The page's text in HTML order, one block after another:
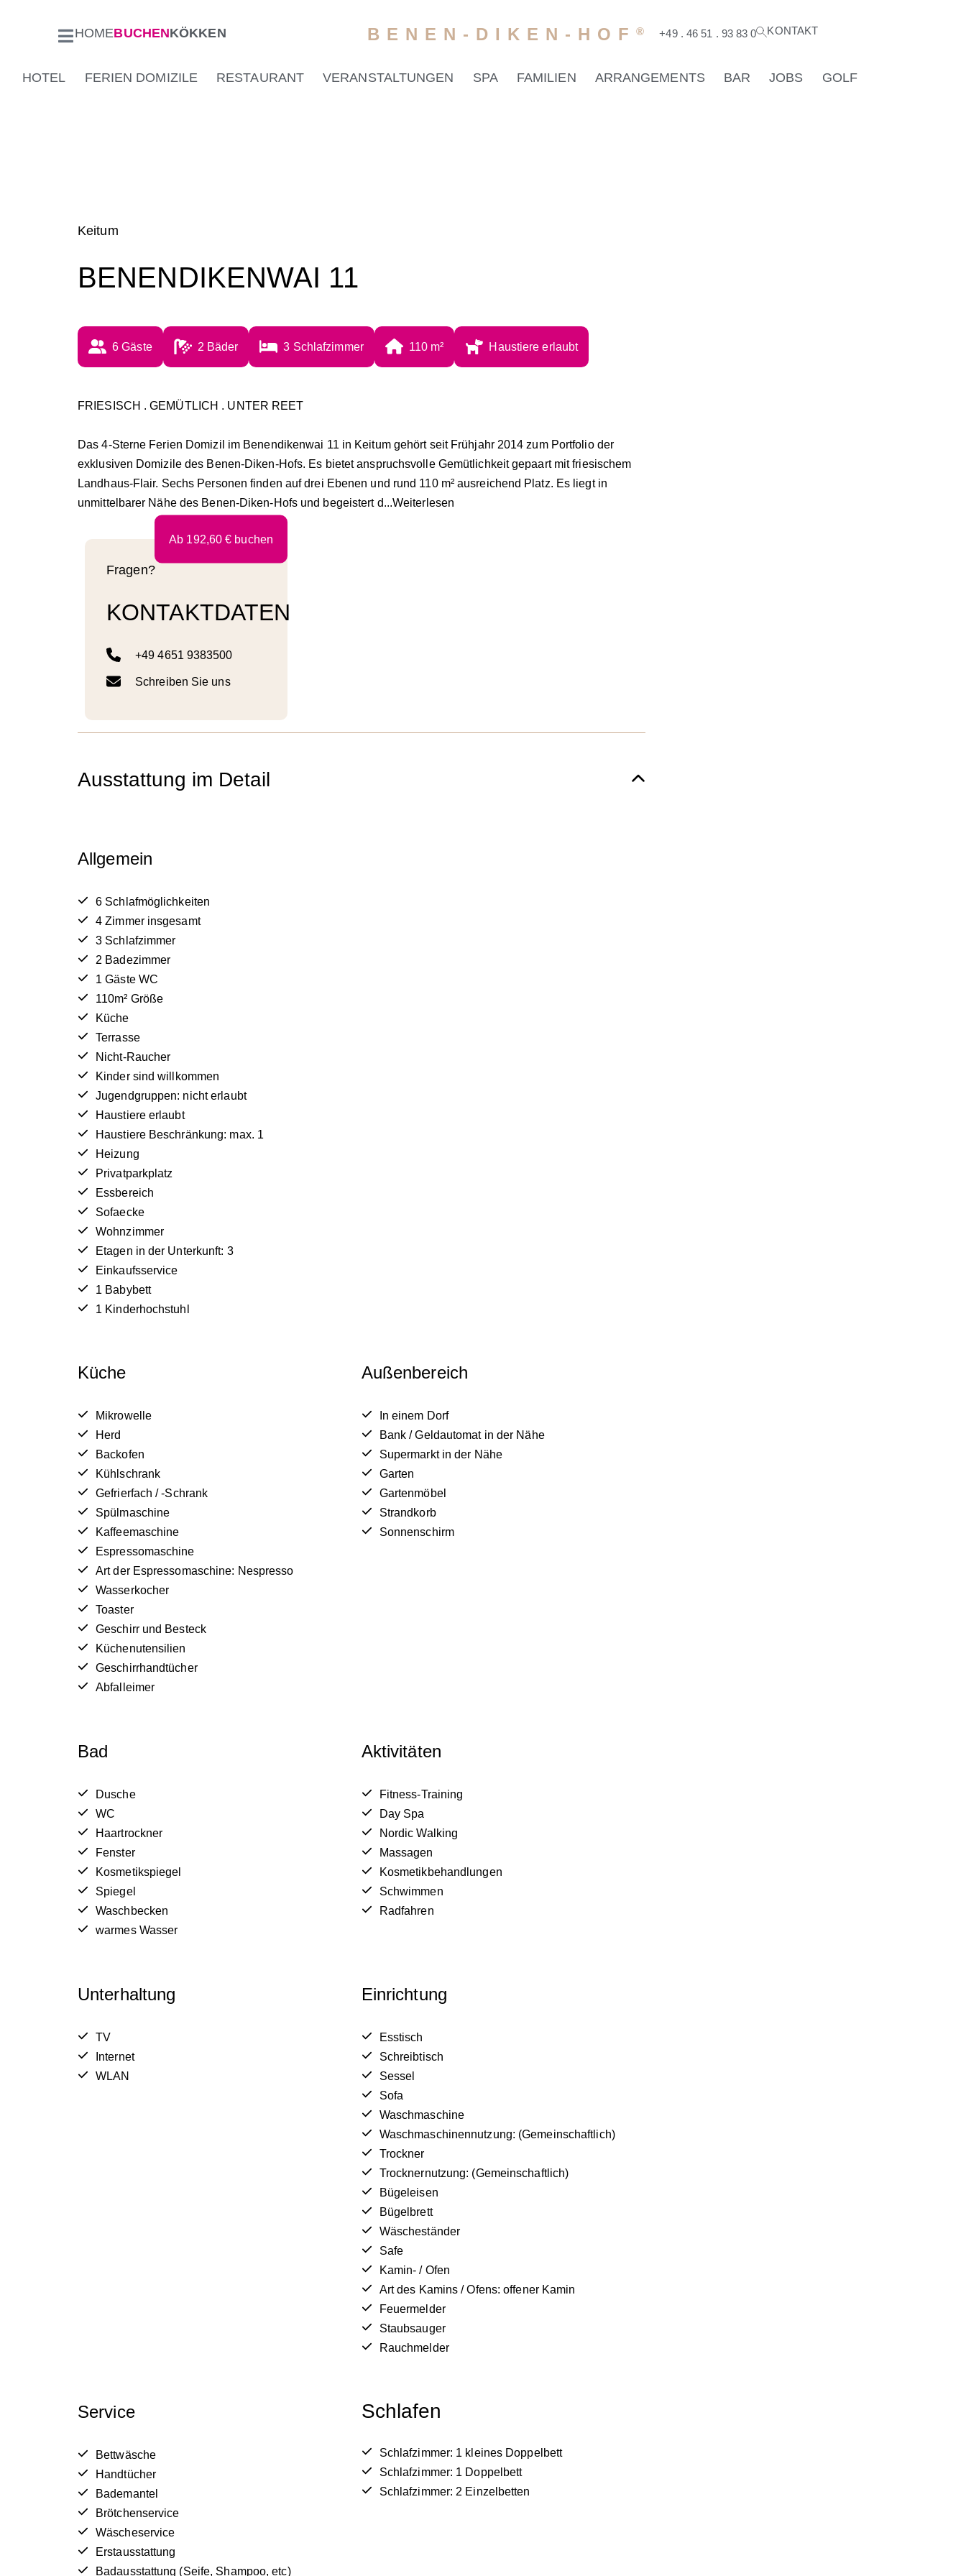
HOMEBUCHENKÖKKEN BENEN-DIKEN-HOF ® +49 . 46 51 . 93 83 0 KONTAKT
HOTEL FERIEN DOMIZILE RESTAURANT VERANSTALTUNGEN SPA FAMILIEN ARRANGEMENTS BAR JOBS GOLF
Keitum
BENENDIKENWAI 11
6 Gäste 2 Bäder 3 Schlafzimmer 110 m² Haustiere erlaubt
FRIESISCH . GEMÜTLICH . UNTER REET
Das 4-Sterne Ferien Domizil im Benendikenwai 11 in Keitum gehört seit Frühjahr 2014 zum Portfolio der
exklusiven Domizile des Benen-Diken-Hofs. Es bietet anspruchsvolle Gemütlichkeit gepaart mit friesischem
Landhaus-Flair. Sechs Personen finden auf drei Ebenen und rund 110 m² ausreichend Platz. Es liegt in
unmittelbarer Nähe des Benen-Diken-Hofs und begeistert d...Weiterlesen
Ab 192,60 € buchen
Fragen?
KONTAKTDATEN
+49 4651 9383500
Schreiben Sie uns
Ausstattung im Detail
Allgemein
6 Schlafmöglichkeiten
4 Zimmer insgesamt
3 Schlafzimmer
2 Badezimmer
1 Gäste WC
110m² Größe
Küche
Terrasse
Nicht-Raucher
Kinder sind willkommen
Jugendgruppen: nicht erlaubt
Haustiere erlaubt
Haustiere Beschränkung: max. 1
Heizung
Privatparkplatz
Essbereich
Sofaecke
Wohnzimmer
Etagen in der Unterkunft: 3
Einkaufsservice
1 Babybett
1 Kinderhochstuhl
Küche
Mikrowelle
Herd
Backofen
Kühlschrank
Gefrierfach / -Schrank
Spülmaschine
Kaffeemaschine
Espressomaschine
Art der Espressomaschine: Nespresso
Wasserkocher
Toaster
Geschirr und Besteck
Küchenutensilien
Geschirrhandtücher
Abfalleimer
Außenbereich
In einem Dorf
Bank / Geldautomat in der Nähe
Supermarkt in der Nähe
Garten
Gartenmöbel
Strandkorb
Sonnenschirm
Bad
Dusche
WC
Haartrockner
Fenster
Kosmetikspiegel
Spiegel
Waschbecken
warmes Wasser
Aktivitäten
Fitness-Training
Day Spa
Nordic Walking
Massagen
Kosmetikbehandlungen
Schwimmen
Radfahren
Unterhaltung
TV
Internet
WLAN
Einrichtung
Esstisch
Schreibtisch
Sessel
Sofa
Waschmaschine
Waschmaschinennutzung: (Gemeinschaftlich)
Trockner
Trocknernutzung: (Gemeinschaftlich)
Bügeleisen
Bügelbrett
Wäscheständer
Safe
Kamin- / Ofen
Art des Kamins / Ofens: offener Kamin
Feuermelder
Staubsauger
Rauchmelder
Service
Bettwäsche
Handtücher
Bademantel
Brötchenservice
Wäscheservice
Erstausstattung
Badausstattung (Seife, Shampoo, etc)
Schlafen
Schlafzimmer: 1 kleines Doppelbett
Schlafzimmer: 1 Doppelbett
Schlafzimmer: 2 Einzelbetten